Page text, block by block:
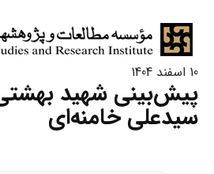
10 اسفند 1404
پیش‌بینی شهید بهشتی
سیدعلی خامنه‌ای